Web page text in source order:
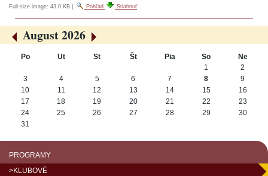
Full-size image: 43.0 KB Pohľad Stiahnuť
«
August 2026
»
Po Ut St Št Pia So
Ne
1
2
3
4 5 6 7 8
9
10
11 12 13 14 15
16
17
18 19 20 21 22
23
24
25 26 27 28 29
30
31
PROGRAMY
>KLUBOVÉ